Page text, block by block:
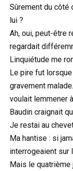
Sûrement du côté
lui ?
Ah, oui, peut-être
regardait
Linquiétude me
Le pire fut
gravement
voulait lemmener
Baudin craignait
Je restai au
Ma hantise : si
interrogeaient sur
Mais le quatrième